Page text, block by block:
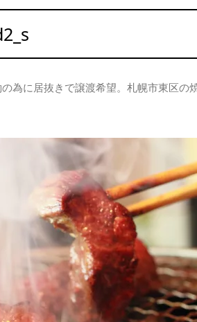
為に居抜きで譲渡希望。札幌市東区の